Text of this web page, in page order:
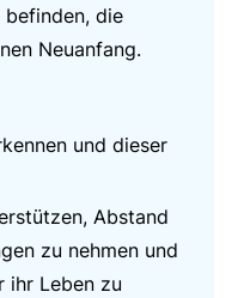
befinden, die
Neuanfang.
und dieser
Abstand
zu nehmen und
ihr Leben zu